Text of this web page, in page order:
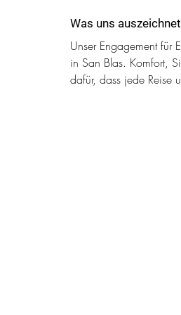
Was uns auszeichnet
Unser Engagement für
in San Blas. Komfort,
dafür, dass jede Reise